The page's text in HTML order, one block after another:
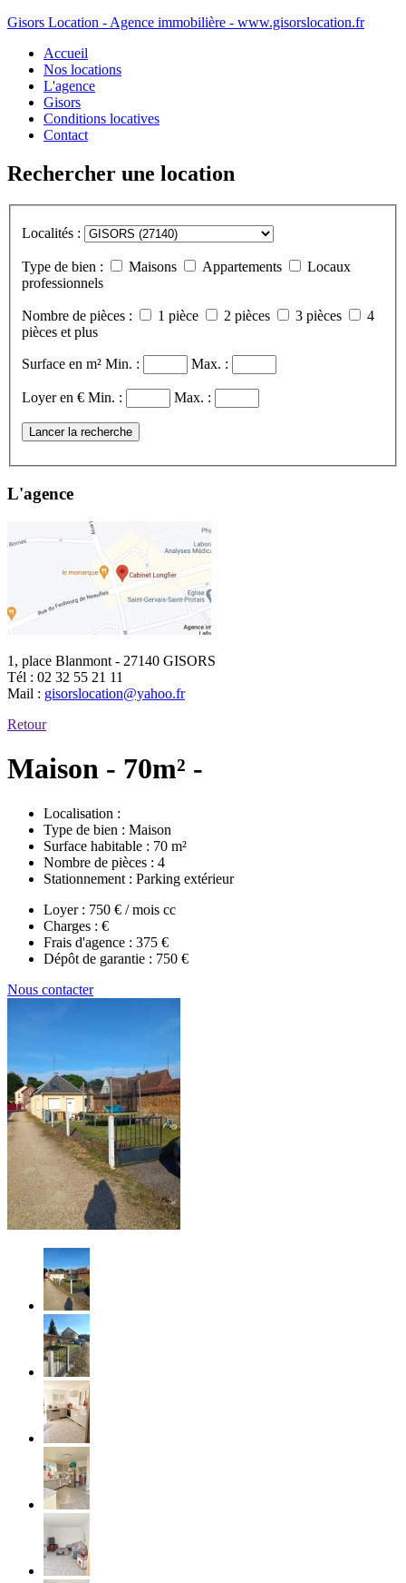
Gisors Location - Agence immobilière - www.gisorslocation.fr
Accueil
Nos locations
L'agence
Gisors
Conditions locatives
Contact
Rechercher une location
Localités :
Type de bien : Maisons Appartements
Locaux
professionnels
Nombre de pièces : 1 pièce 2 pièces 3 pièces
4
pièces et plus
Surface en m² Min. : Max. :
Loyer en € Min. : Max. :
Lancer la recherche
L'agence
1, place Blanmont - 27140 GISORS
Tél : 02 32 55 21 11
Mail : gisorslocation@yahoo.fr
Retour
Maison - 70m² -
Localisation :
Type de bien : Maison
Surface habitable : 70 m²
Nombre de pièces : 4
Stationnement : Parking extérieur
Loyer : 750 € / mois cc
Charges : €
Frais d'agence : 375 €
Dépôt de garantie : 750 €
Nous contacter